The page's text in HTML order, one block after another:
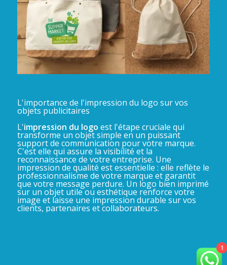
L'importance de l'impression du logo sur vos
objets publicitaires
L'impression du logo est l'étape cruciale qui
transforme un objet simple en un puissant
support de communication pour votre marque.
C'est elle qui assure la visibilité et la
reconnaissance de votre entreprise. Une
impression de qualité est essentielle : elle reflète le
professionnalisme de votre marque et garantit
que votre message perdure. Un logo bien imprimé
sur un objet utile ou esthétique renforce votre
image et laisse une impression durable sur vos
clients, partenaires et collaborateurs.
1